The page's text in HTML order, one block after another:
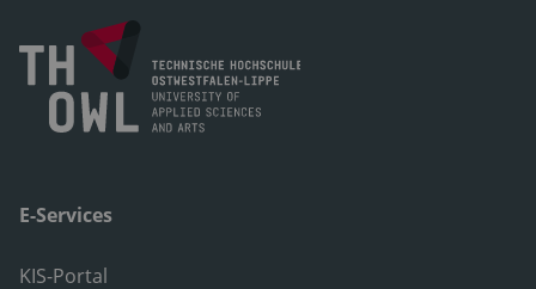
E-Services
KIS-Portal